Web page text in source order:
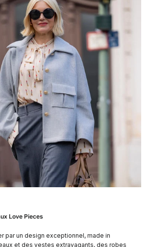
Love Pieces
par un design exceptionnel, made in
et des vestes extravagants, des robes